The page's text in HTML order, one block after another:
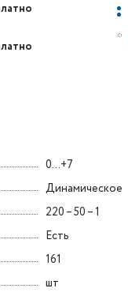
*
0...+7
Динамическое
220 – 50 – 1
Есть
161
шт